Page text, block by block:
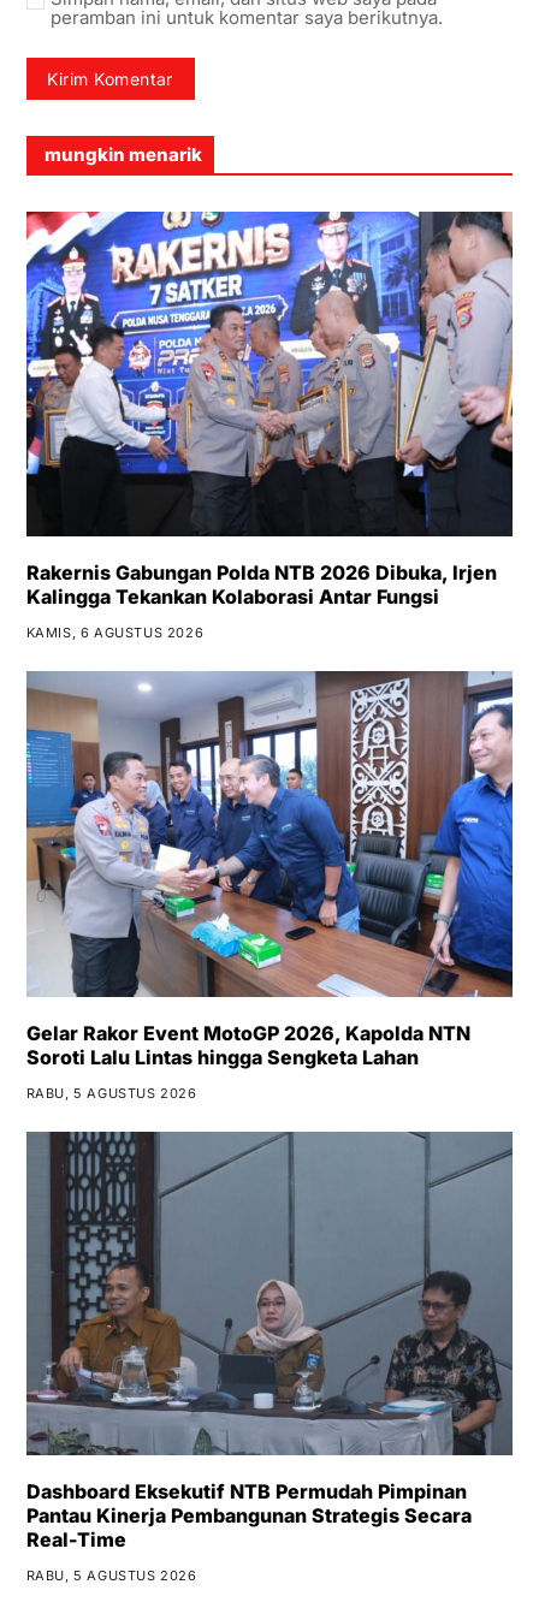
peramban ini untuk komentar saya berikutnya.
mungkin menarik
Rakernis Gabungan Polda NTB 2026 Dibuka, Irjen
Kalingga Tekankan Kolaborasi Antar Fungsi
KAMIS, 6 AGUSTUS 2026
Gelar Rakor Event MotoGP 2026, Kapolda NTN
Soroti Lalu Lintas hingga Sengketa Lahan
RABU, 5 AGUSTUS 2026
Dashboard Eksekutif NTB Permudah Pimpinan
Pantau Kinerja Pembangunan Strategis Secara
Real-Time
RABU, 5 AGUSTUS 2026